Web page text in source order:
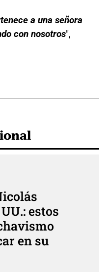
a una señora
con nosotros",
estos
en su